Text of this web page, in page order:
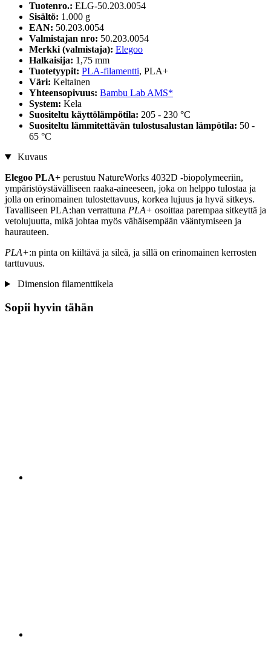
Tuotenro.: ELG-50.203.0054
Sisältö: 1.000 g
EAN: 50.203.0054
Valmistajan nro: 50.203.0054
Merkki (valmistaja): Elegoo
Halkaisija: 1,75 mm
Tuotetyypit: PLA-filamentti, PLA+
Väri: Keltainen
Yhteensopivuus: Bambu Lab AMS*
System: Kela
Suositeltu käyttölämpötila: 205 - 230 °C
Suositeltu lämmitettävän tulostusalustan lämpötila: 50 -
65 °C
Kuvaus
Elegoo PLA+ perustuu NatureWorks 4032D -biopolymeeriin,
ympäristöystävälliseen raaka-aineeseen, joka on helppo tulostaa ja
jolla on erinomainen tulostettavuus, korkea lujuus ja hyvä sitkeys.
Tavalliseen PLA:han verrattuna PLA+ osoittaa parempaa sitkeyttä ja
vetolujuutta, mikä johtaa myös vähäisempään vääntymiseen ja
haurauteen.
PLA+:n pinta on kiiltävä ja sileä, ja sillä on erinomainen kerrosten
tarttuvuus.
Dimension filamenttikela
Sopii hyvin tähän